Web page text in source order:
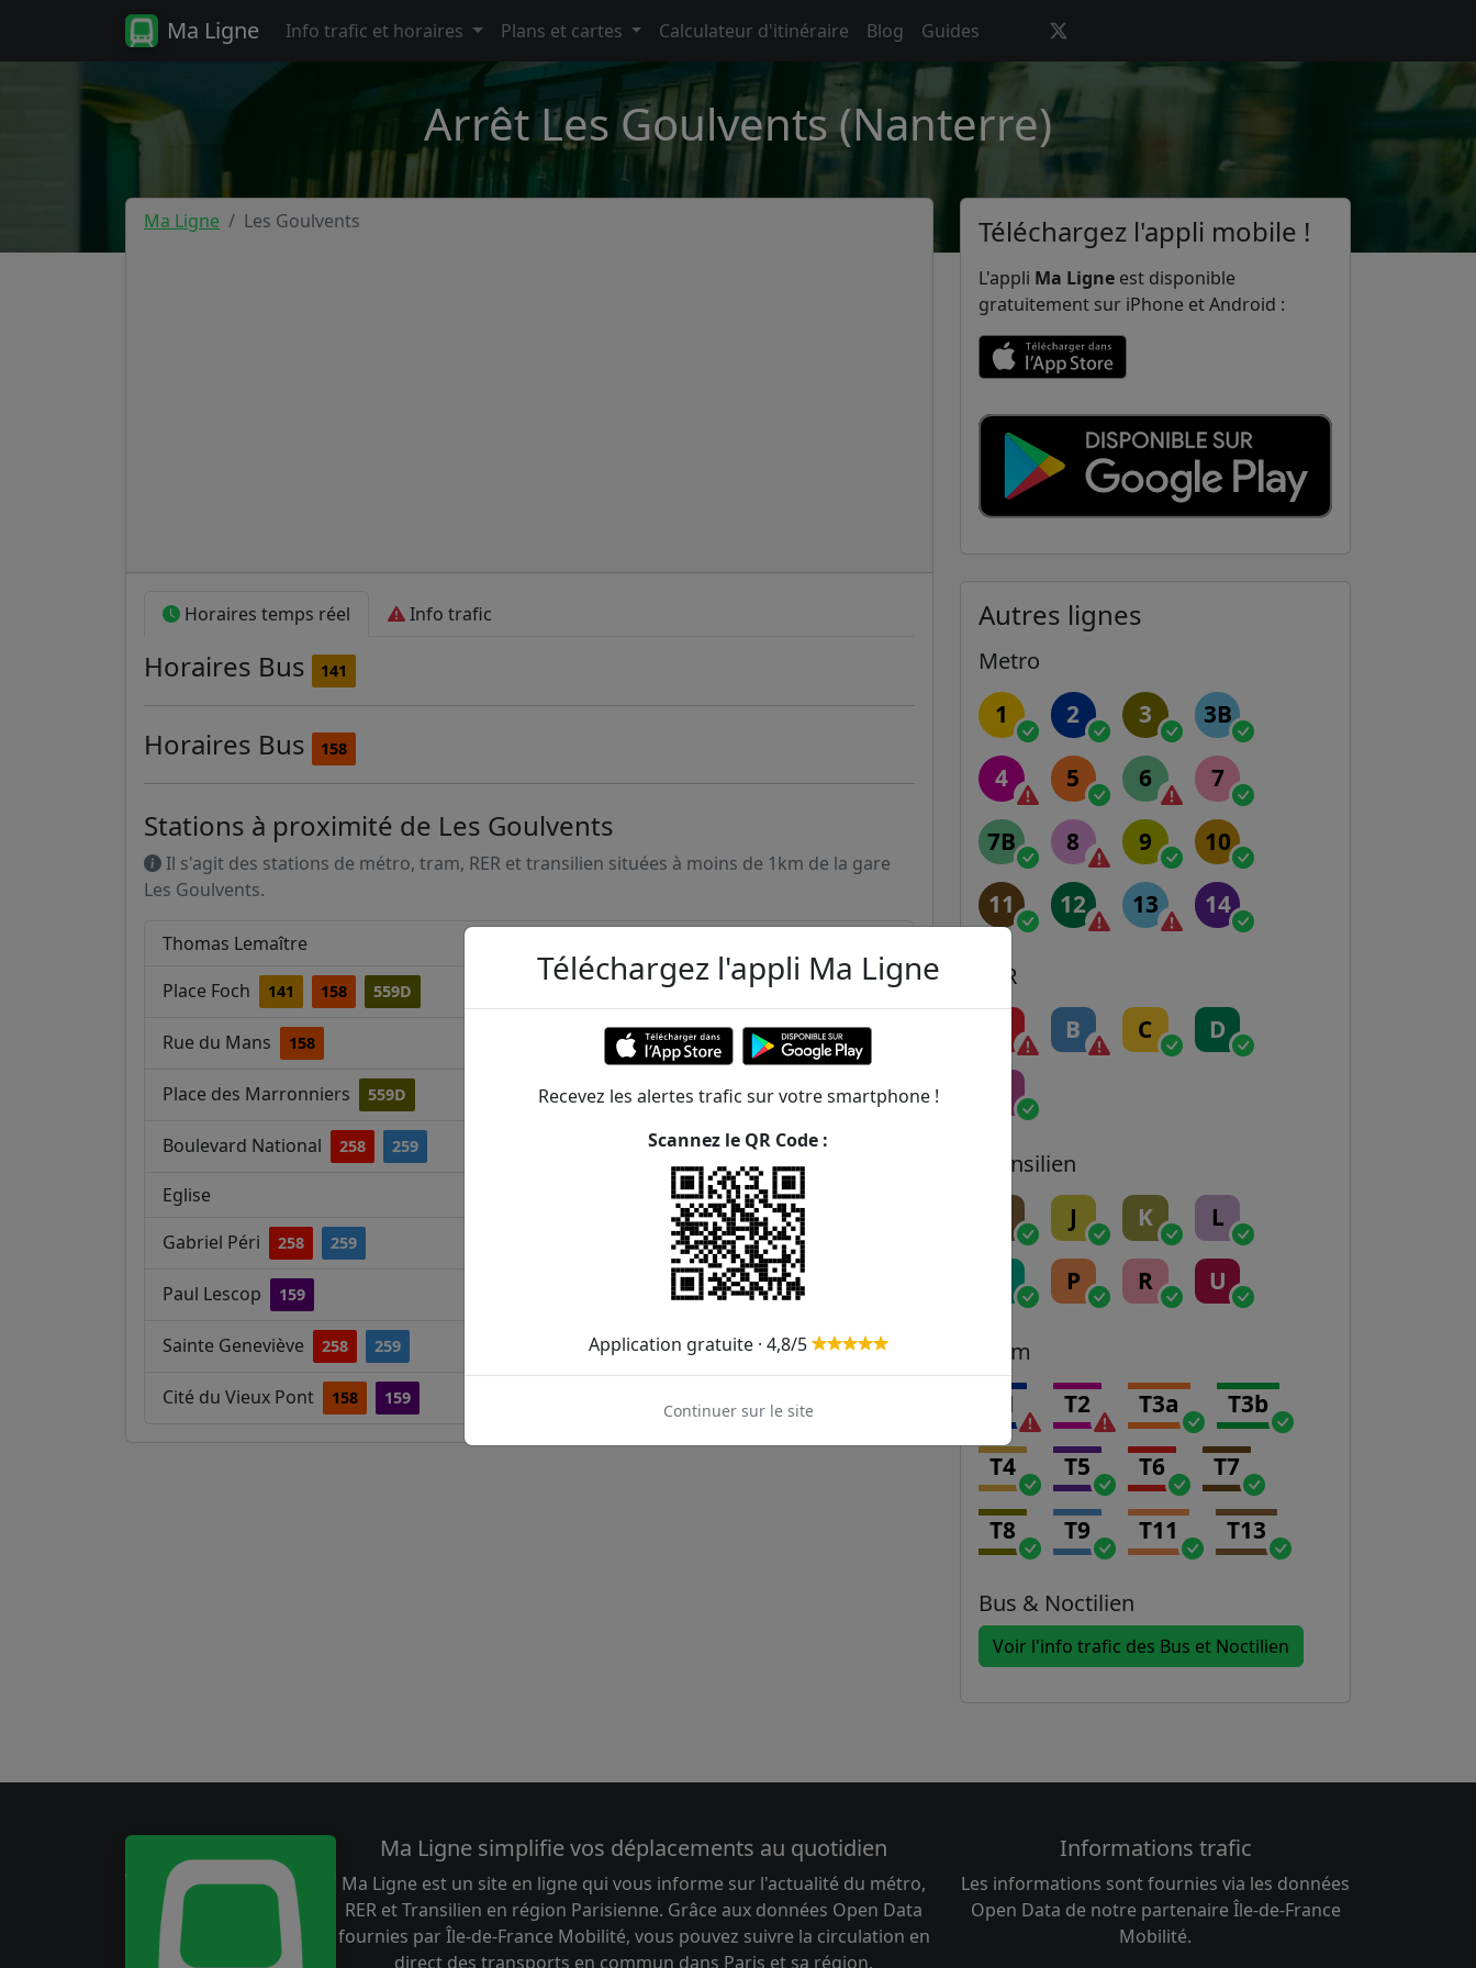
Ma Ligne Info trafic et horaires Plans et cartes Calculateur d'itinéraire Blog Guides
Arrêt Les Goulvents (Nanterre)
Ma Ligne Les Goulvents
Horaires temps réel Info trafic
Horaires Bus 141
Horaires Bus 158
Stations à proximité de Les Goulvents
Il s'agit des stations de métro, tram, RER et transilien situées à moins de 1km de la gare
Les Goulvents.
Thomas Lemaître
Place Foch 141 158 559D 325m
Rue du Mans 158
Place des Marronniers 559D 473m
Boulevard National 258 259
Eglise
Gabriel Péri 258 259
Paul Lescop 159
Sainte Geneviève 258 259 582m
Cité du Vieux Pont 158 159
Téléchargez l'appli mobile !
L'appli Ma Ligne est disponible
gratuitement sur iPhone et Android :
Autres lignes
Metro
1 2 3 3B
4 5 6 7
7B 8 9 10
11 12 13 14
RER
B C D
Transilien
J K L
P R U
Tram
T1 T2 T3a T3b
T4 T5 T6 T7
T8 T9 T11 T13
Bus & Noctilien
Voir l'info trafic des Bus et Noctilien
Ma Ligne simplifie vos déplacements au quotidien
Ma Ligne est un site en ligne qui vous informe sur l'actualité du métro,
RER et Transilien en région Parisienne. Grâce aux données Open Data
fournies par Île-de-France Mobilité, vous pouvez suivre la circulation en
direct des transports en commun dans Paris et sa région.
Informations trafic
Les informations sont fournies via les données
Open Data de notre partenaire Île-de-France
Mobilité.
Téléchargez l'appli Ma Ligne
Recevez les alertes trafic sur votre smartphone !
Scannez le QR Code :
Application gratuite · 4,8/5
Continuer sur le site